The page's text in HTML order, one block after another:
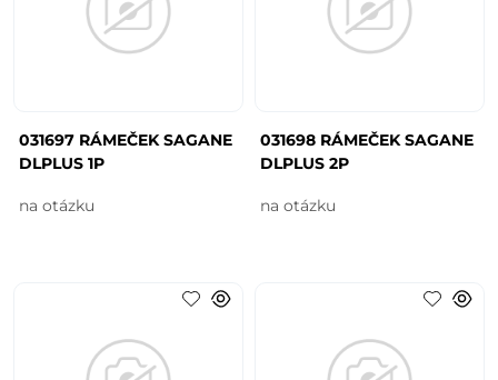
031697 RÁMEČEK SAGANE
DLPLUS 1P
na otázku
031698 RÁMEČEK SAGANE
DLPLUS 2P
na otázku